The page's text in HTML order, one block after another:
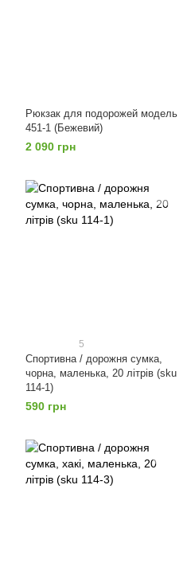
Рюкзак для подорожей модель
451-1 (Бежевий)
2 090 грн
5
Спортивна / дорожня сумка,
чорна, маленька, 20 літрів (sku
114-1)
590 грн